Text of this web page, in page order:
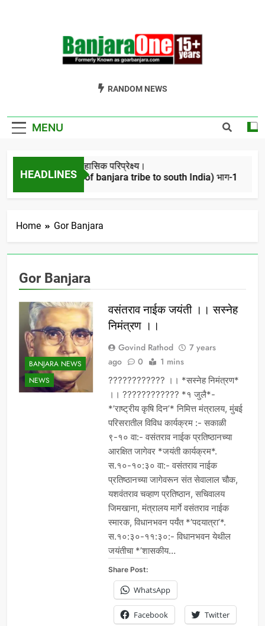
Welcome To
GoarBanjara.com
RANDOM NEWS
MENU
HEADLINES
बंजारो का ऐतिहासिक परिप्रेक्ष्य।
(Migration of banjara tribe to south India) भाग-1
4 Years Ago
Home Gor Banjara
Gor Banjara
BANJARA NEWS
NEWS
वसंतराव नाईक जयंती ।। सस्नेह
निमंत्रण ।।
Govind Rathod
7 years
ago
0 1 mins
???????????? ।। *सस्नेह निमंत्रण*
।। ???????????? *१ जुलै*-
*’राष्ट्रीय कृषि दिन’* निमित्त मंत्रालय, मुंबई
परिसरातील विविध कार्यक्रम :- सकाळी
९-१० वा:- वसंतराव नाईक प्रतिष्ठानच्या
आरक्षित जागेवर *जयंती कार्यक्रम*.
स.१०-१०:३० वा:- वसंतराव नाईक
प्रतिष्ठानच्या जागेवरून संत सेवालाल चौक,
यशवंतराव चव्हाण प्रतिष्ठान, सचिवालय
जिमखाना, मंत्रालय मार्गे वसंतराव नाईक
स्मारक, विधानभवन पर्यंत *’पदयात्रा’*.
स.१०:३०-११:३०:- विधानभवन येथील
जयंतीचा *’शासकीय…
Share Post:
WhatsApp
Facebook Twitter